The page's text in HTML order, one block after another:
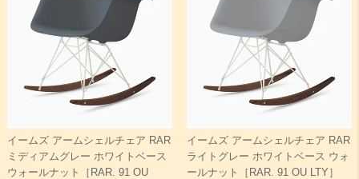
イームズ アームシェルチェア RAR
ミディアムグレー ホワイトベース
ウォールナット［RAR. 91 OU
イームズ アームシェルチェア RAR
ライトグレー ホワイトベース ウォ
ールナット［RAR. 91 OU LTY］